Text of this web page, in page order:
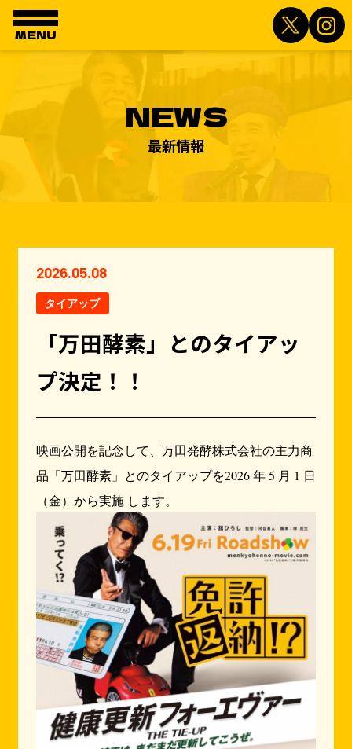
MENU
NEWS
最新情報
2026.05.08
タイアップ
「万田酵素」とのタイアッ
プ決定！！
映画公開を記念して、万田発酵株式会社の主力商
品「万田酵素」とのタイアップを2026 年 5 月 1 日
（金）から実施 します。